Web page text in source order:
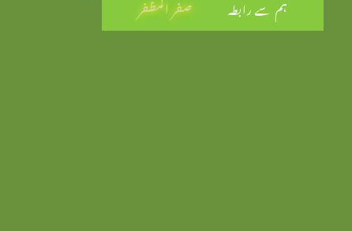
ہم سے رابطہ
صفر المظفر